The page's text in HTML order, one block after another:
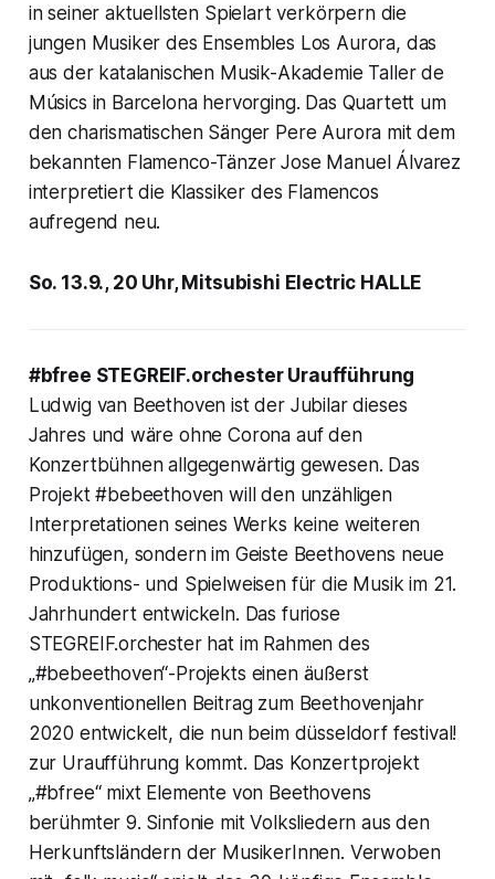
in seiner aktuellsten Spielart verkörpern die
jungen Musiker des Ensembles Los Aurora, das
aus der katalanischen Musik-Akademie Taller de
Músics in Barcelona hervorging. Das Quartett um
den charismatischen Sänger Pere Aurora mit dem
bekannten Flamenco-Tänzer Jose Manuel Álvarez
interpretiert die Klassiker des Flamencos
aufregend neu.
So. 13.9., 20 Uhr, Mitsubishi Electric HALLE
#bfree STEGREIF.orchester Uraufführung
Ludwig van Beethoven ist der Jubilar dieses
Jahres und wäre ohne Corona auf den
Konzertbühnen allgegenwärtig gewesen. Das
Projekt #bebeethoven will den unzähligen
Interpretationen seines Werks keine weiteren
hinzufügen, sondern im Geiste Beethovens neue
Produktions- und Spielweisen für die Musik im 21.
Jahrhundert entwickeln. Das furiose
STEGREIF.orchester hat im Rahmen des
„#bebeethoven“-Projekts einen äußerst
unkonventionellen Beitrag zum Beethovenjahr
2020 entwickelt, die nun beim düsseldorf festival!
zur Uraufführung kommt. Das Konzertprojekt
„#bfree“ mixt Elemente von Beethovens
berühmter 9. Sinfonie mit Volksliedern aus den
Herkunftsländern der MusikerInnen. Verwoben